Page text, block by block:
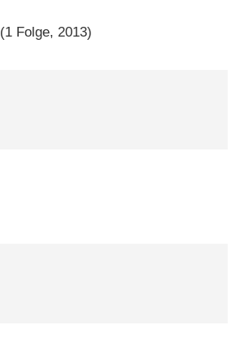
(1 Folge, 2013)